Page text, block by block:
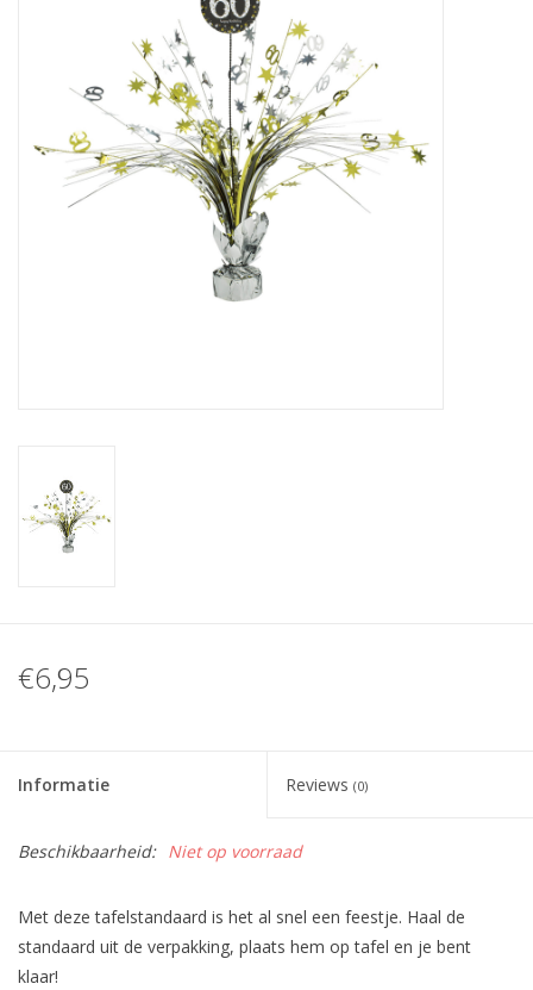
Cadeaus
Schmink&beauty
Accessoires
€6,95
Informatie Reviews (0)
Beschikbaarheid: Niet op voorraad
Met deze tafelstandaard is het al snel een feestje. Haal de
standaard uit de verpakking, plaats hem op tafel en je bent
klaar!